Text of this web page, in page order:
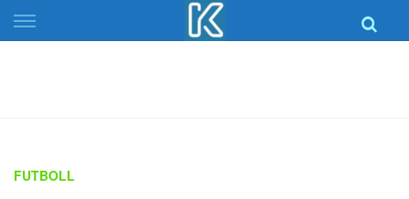
Skip
to
FUTBOLL